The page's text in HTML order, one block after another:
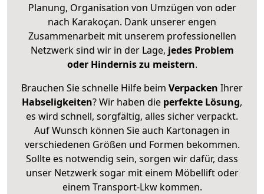
Planung, Organisation von Umzügen von oder
nach Karakoçan. Dank unserer engen
Zusammenarbeit mit unserem professionellen
Netzwerk sind wir in der Lage, jedes Problem
oder Hindernis zu meistern.
Brauchen Sie schnelle Hilfe beim Verpacken Ihrer
Habseligkeiten? Wir haben die perfekte Lösung,
es wird schnell, sorgfältig, alles sicher verpackt.
Auf Wunsch können Sie auch Kartonagen in
verschiedenen Größen und Formen bekommen.
Sollte es notwendig sein, sorgen wir dafür, dass
unser Netzwerk sogar mit einem Möbellift oder
einem Transport-Lkw kommen.